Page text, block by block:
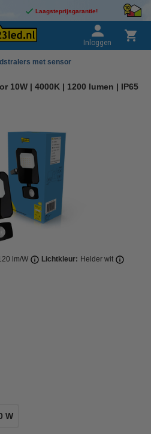
Laagsteprijsgarantie!
Inloggen
met sensor
10W | 4000K | 1200 lumen | IP65
lm/W Lichtkleur: Helder wit
W